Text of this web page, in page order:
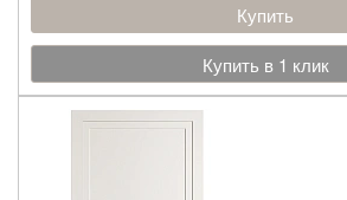
Купить
Купить в 1 клик